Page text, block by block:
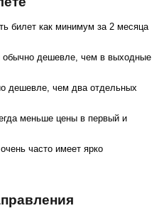
билет как минимум за 2 месяца
обычно дешевле, чем в выходные
дешевле, чем два отдельных
меньше цены в первый и
часто имеет ярко